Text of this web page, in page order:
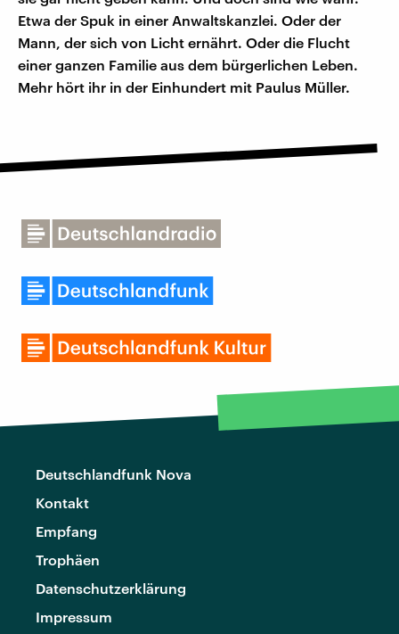
Etwa der Spuk in einer Anwaltskanzlei. Oder der
Mann, der sich von Licht ernährt. Oder die Flucht
einer ganzen Familie aus dem bürgerlichen Leben.
Mehr hört ihr in der Einhundert mit Paulus Müller.
Deutschlandfunk Nova
Kontakt
Empfang
Trophäen
Datenschutzerklärung
Impressum